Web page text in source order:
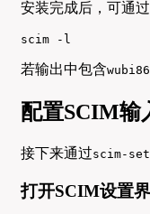
安装完成后，可通
scim -l
若输出中包含wubi86
配置SCIM输
接下来通过scim-
打开SCIM设置